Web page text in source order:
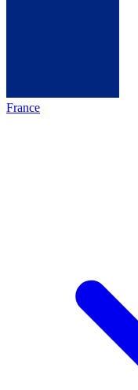
France